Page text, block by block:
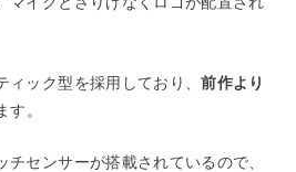
ィック型を採用しており、前作より
す。
センサーが搭載されているので、